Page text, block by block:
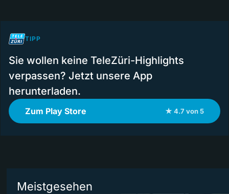
TIPP
Sie wollen keine TeleZüri-Highlights
verpassen? Jetzt unsere App
herunterladen.
Zum Play Store ★ 4.7 von 5
Meistgesehen